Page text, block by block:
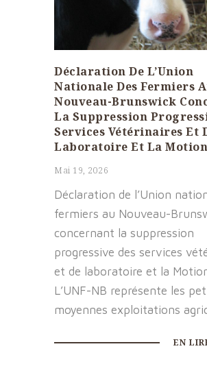
Déclaration De L’Union
Nationale Des Fermiers
Nouveau-Brunswick
La Suppression
Services Vétérinaires Et
Laboratoire Et La
Mai 19, 2026
Déclaration de l’Union
fermiers au Nouveau-
concernant la suppression
progressive des services
et de laboratoire et la
L’UNF-NB représente les
moyennes exploitations
EN